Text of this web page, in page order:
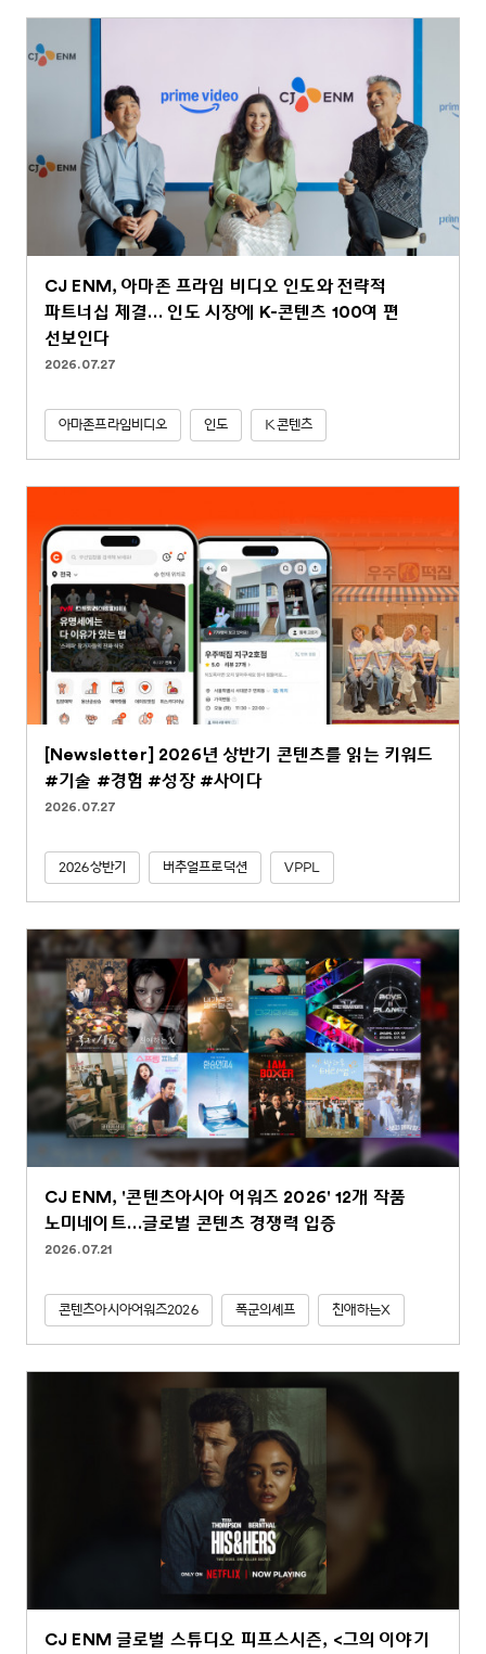
CJ ENM, 아마존 프라임 비디오 인도와 전략적
파트너십 체결… 인도 시장에 K-콘텐츠 100여 편
선보인다
2026.07.27
아마존프라임비디오 인도 K콘텐츠
[Newsletter] 2026년 상반기 콘텐츠를 읽는 키워드
#기술 #경험 #성장 #사이다
2026.07.27
2026상반기 버추얼프로덕션 VPPL
CJ ENM, '콘텐츠아시아 어워즈 2026' 12개 작품
노미네이트…글로벌 콘텐츠 경쟁력 입증
2026.07.21
콘텐츠아시아어워즈2026 폭군의셰프 친애하는X
CJ ENM 글로벌 스튜디오 피프스시즌, <그의 이야기